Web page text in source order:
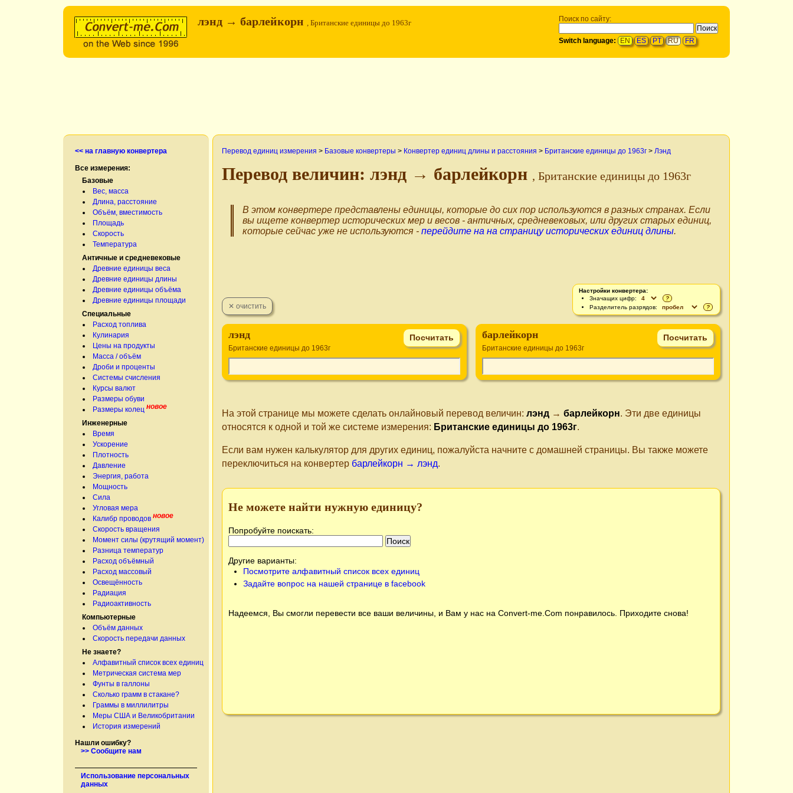
Поиск по сайту:
Switch language: EN ES PT RU FR
лэнд → барлейкорн , Британские единицы до 1963г
<< на главную конвертера
Все измерения:
Базовые
Вес, масса
Длина, расстояние
Объём, вместимость
Площадь
Скорость
Температура
Античные и средневековые
Древние единицы веса
Древние единицы длины
Древние единицы объёма
Древние единицы площади
Специальные
Расход топлива
Кулинария
Цены на продукты
Масса / объём
Дроби и проценты
Системы счисления
Курсы валют
Размеры обуви
Размеры колец новое
Инженерные
Время
Ускорение
Плотность
Давление
Энергия, работа
Мощность
Сила
Угловая мера
Калибр проводов новое
Скорость вращения
Момент силы (крутящий момент)
Разница температур
Расход объёмный
Расход массовый
Освещённость
Радиация
Радиоактивность
Компьютерные
Объём данных
Скорость передачи данных
Не знаете?
Алфавитный список всех единиц
Метрическая система мер
Фунты в галлоны
Сколько грамм в стакане?
Граммы в миллилитры
Меры США и Великобритании
История измерений
Нашли ошибку?
>> Сообщите нам
Использование персональных
данных
Перевод единиц измерения > Базовые конвертеры > Конвертер единиц длины и расстояния > Британские единицы до 1963г > Лэнд
Перевод величин: лэнд → барлейкорн , Британские единицы до 1963г
В этом конвертере представлены единицы, которые до сих пор используются в разных странах. Если
вы ищете конвертер исторических мер и весов - античных, средневековых, или других старых единиц,
которые сейчас уже не используются - перейдите на на страницу исторических единиц длины.
Настройки конвертера:
Значащих цифр:
?
Разделитель разрядов:
?
лэнд
Британские единицы до 1963г
барлейкорн
Британские единицы до 1963г
На этой странице мы можете сделать онлайновый перевод величин: лэнд → барлейкорн. Эти две единицы
относятся к одной и той же системе измерения: Британские единицы до 1963г.
Если вам нужен калькулятор для других единиц, пожалуйста начните с домашней страницы. Вы также можете
переключиться на конвертер барлейкорн → лэнд.
Не можете найти нужную единицу?
Попробуйте поискать:
Другие варианты:
Посмотрите алфавитный список всех единиц
Задайте вопрос на нашей странице в facebook
Надеемся, Вы смогли перевести все ваши величины, и Вам у нас на Convert-me.Com понравилось. Приходите снова!